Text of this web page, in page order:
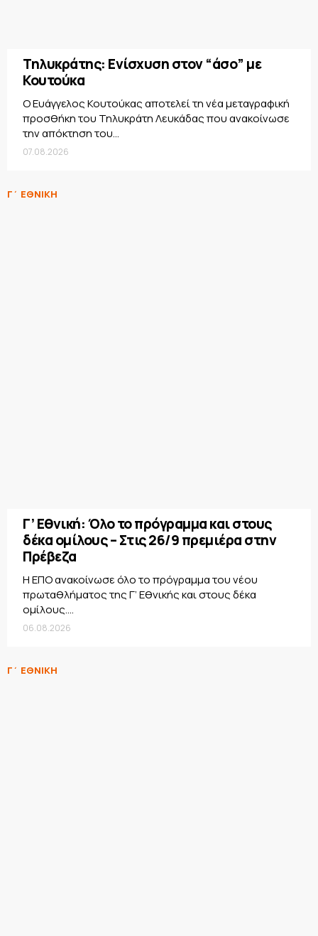
Τηλυκράτης: Ενίσχυση στον “άσο” με
Κουτούκα
Ο Ευάγγελος Κουτούκας αποτελεί τη νέα μεταγραφική
προσθήκη του Τηλυκράτη Λευκάδας που ανακοίνωσε
την απόκτηση του...
07.08.2026
Γ΄ ΕΘΝΙΚΗ
Γ’ Εθνική: Όλο το πρόγραμμα και στους
δέκα ομίλους – Στις 26/9 πρεμιέρα στην
Πρέβεζα
Η ΕΠΟ ανακοίνωσε όλο το πρόγραμμα του νέου
πρωταθλήματος της Γ’ Εθνικής και στους δέκα
ομίλους....
06.08.2026
Γ΄ ΕΘΝΙΚΗ